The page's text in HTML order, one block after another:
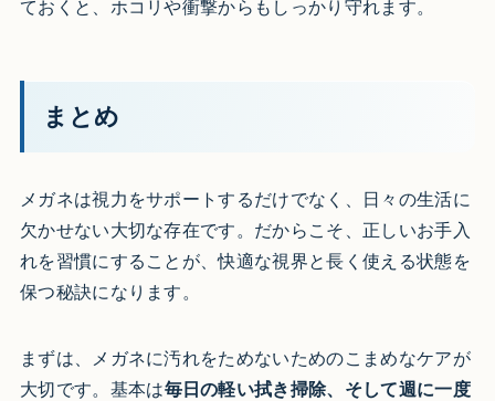
ておくと、ホコリや衝撃からもしっかり守れます。
まとめ
メガネは視力をサポートするだけでなく、日々の生活に
欠かせない大切な存在です。だからこそ、正しいお手入
れを習慣にすることが、快適な視界と長く使える状態を
保つ秘訣になります。
まずは、メガネに汚れをためないためのこまめなケアが
大切です。基本は毎日の軽い拭き掃除、そして週に一度